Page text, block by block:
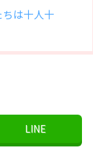
は十人十
LINE